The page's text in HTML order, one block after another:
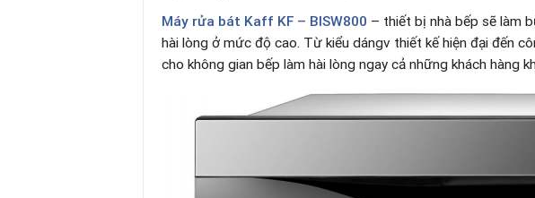
Máy rửa bát Kaff KF – BISW800 – thiết bị nhà bếp sẽ làm
hài lòng ở mức độ cao. Từ kiểu dángv thiết kế hiện đại đến
cho không gian bếp làm hài lòng ngay cả những khách hàng